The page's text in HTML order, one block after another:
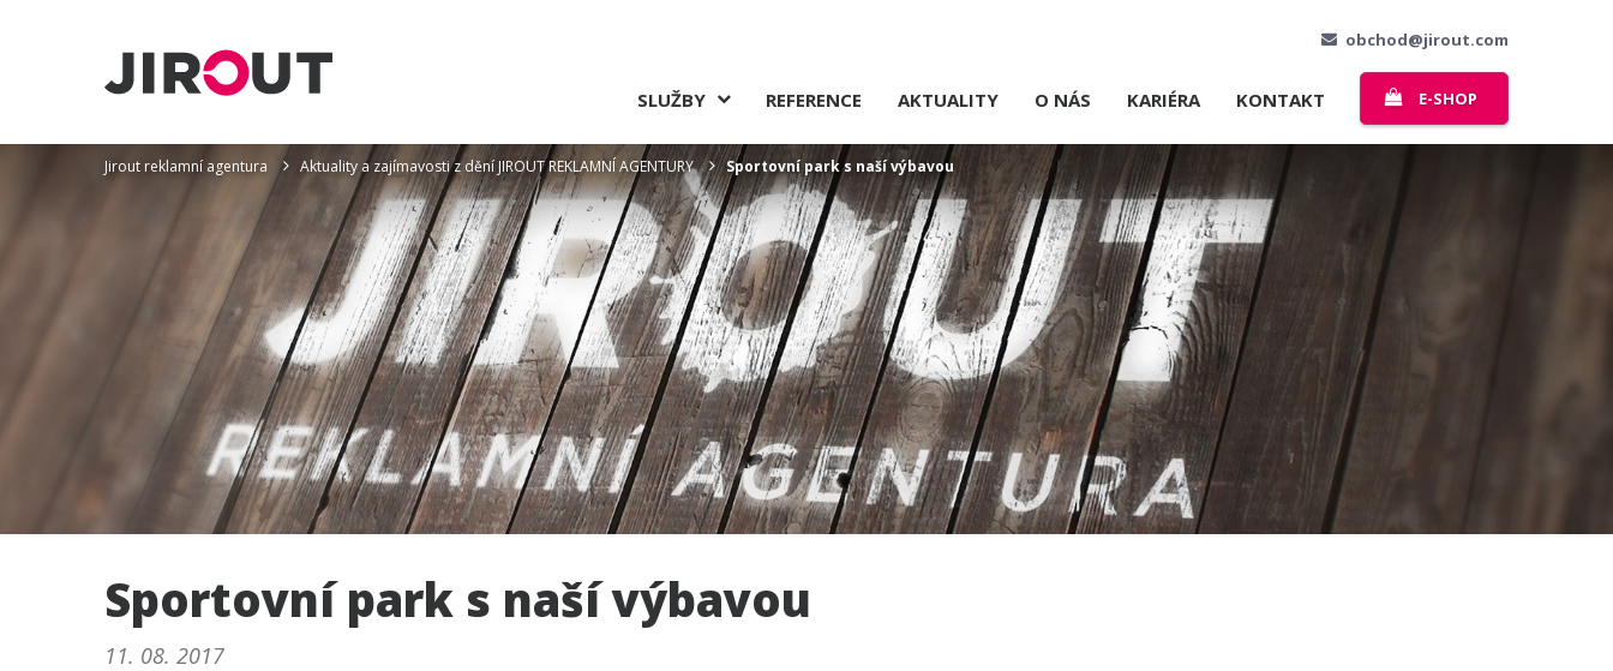
obchod@jirout.com
SLUŽBY REFERENCE AKTUALITY O NÁS KARIÉRA KONTAKT E-SHOP
Jirout reklamní agentura Aktuality a zajímavosti z dění JIROUT REKLAMNÍ AGENTURY Sportovní park s naší výbavou
Sportovní park s naší výbavou
11. 08. 2017